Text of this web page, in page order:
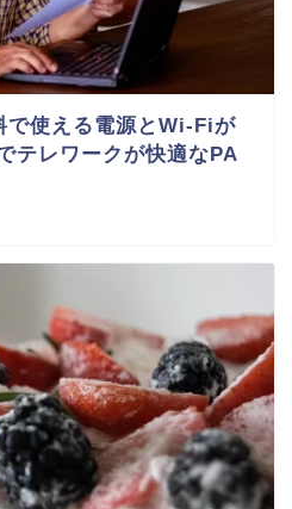
で使える電源とWi-Fiが
テレワークが快適なPA